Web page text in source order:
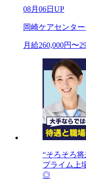
08月06日UP
岡崎ケアセンタ
月給260,000円〜
“そろそろ
プライム上
◎